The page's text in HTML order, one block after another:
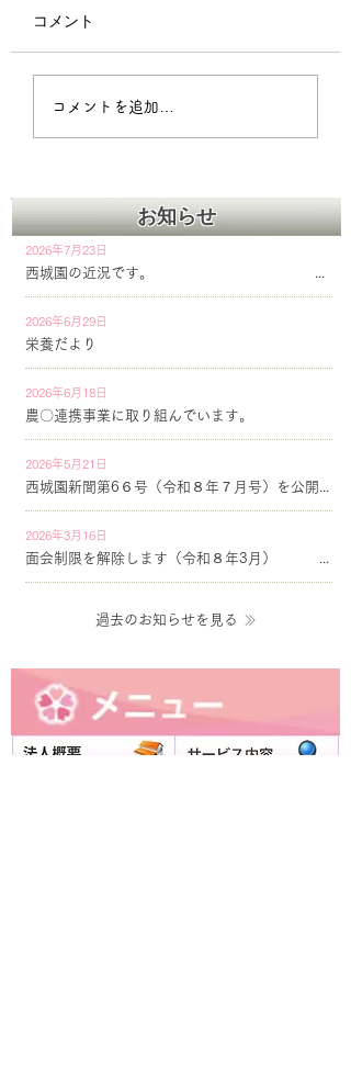
栄養だより
コメント
コメントを追加…
お知らせ
2026年7月23日
西城園の近況です。
2026年6月29日
栄養だより
2026年6月18日
農〇連携事業に取り組んでいます。
2026年5月21日
西城園新聞第6６号（令和８年７月号）を公開しています
2026年3月16日
面会制限を解除します（令和８年3月）
過去のお知らせを見る